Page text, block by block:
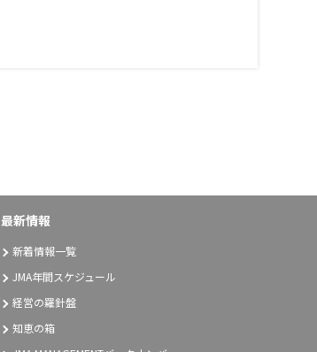
最新情報
新着情報一覧
JMA年間スケジュール
経営の羅針盤
知恵の箱